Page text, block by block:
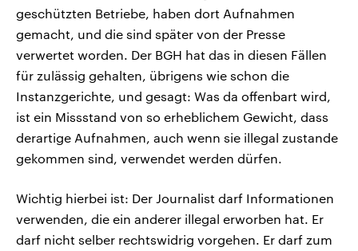
geschützten Betriebe, haben dort Aufnahmen
gemacht, und die sind später von der Presse
verwertet worden. Der BGH hat das in diesen Fällen
für zulässig gehalten, übrigens wie schon die
Instanzgerichte, und gesagt: Was da offenbart wird,
ist ein Missstand von so erheblichem Gewicht, dass
derartige Aufnahmen, auch wenn sie illegal zustande
gekommen sind, verwendet werden dürfen.
Wichtig hierbei ist: Der Journalist darf Informationen
verwenden, die ein anderer illegal erworben hat. Er
darf nicht selber rechtswidrig vorgehen. Er darf zum